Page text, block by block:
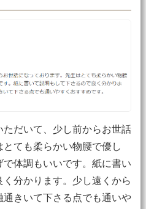
だいて、少し前からお世話
ても柔らかい物腰で優し
で体調もいいです。紙に書い
分かります。少し遠くから
きいて下さる点でも通いや